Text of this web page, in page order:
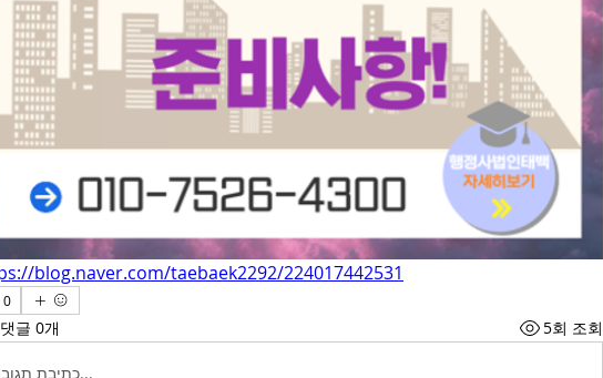
blog.naver.com/taebaek2292/224017442531
0
댓글 0개 5회 조회
כתיבת תגובה...